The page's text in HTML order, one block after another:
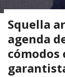
Squella
agenda
cómodos